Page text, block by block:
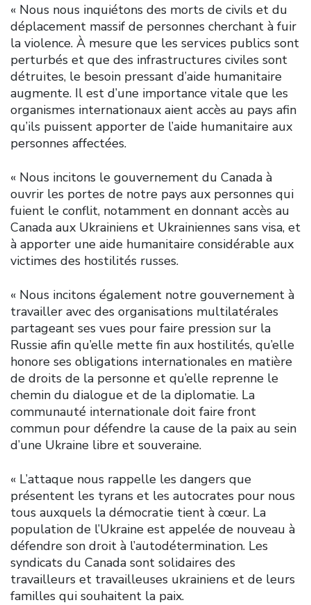
« Nous nous inquiétons des morts de civils et du
déplacement massif de personnes cherchant à fuir
la violence. À mesure que les services publics sont
perturbés et que des infrastructures civiles sont
détruites, le besoin pressant d’aide humanitaire
augmente. Il est d’une importance vitale que les
organismes internationaux aient accès au pays afin
qu’ils puissent apporter de l’aide humanitaire aux
personnes affectées.
« Nous incitons le gouvernement du Canada à
ouvrir les portes de notre pays aux personnes qui
fuient le conflit, notamment en donnant accès au
Canada aux Ukrainiens et Ukrainiennes sans visa, et
à apporter une aide humanitaire considérable aux
victimes des hostilités russes.
« Nous incitons également notre gouvernement à
travailler avec des organisations multilatérales
partageant ses vues pour faire pression sur la
Russie afin qu’elle mette fin aux hostilités, qu’elle
honore ses obligations internationales en matière
de droits de la personne et qu’elle reprenne le
chemin du dialogue et de la diplomatie. La
communauté internationale doit faire front
commun pour défendre la cause de la paix au sein
d’une Ukraine libre et souveraine.
« L’attaque nous rappelle les dangers que
présentent les tyrans et les autocrates pour nous
tous auxquels la démocratie tient à cœur. La
population de l’Ukraine est appelée de nouveau à
défendre son droit à l’autodétermination. Les
syndicats du Canada sont solidaires des
travailleurs et travailleuses ukrainiens et de leurs
familles qui souhaitent la paix.